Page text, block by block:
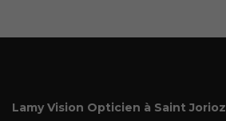
Lamy Vision Opticien à Saint Jorioz